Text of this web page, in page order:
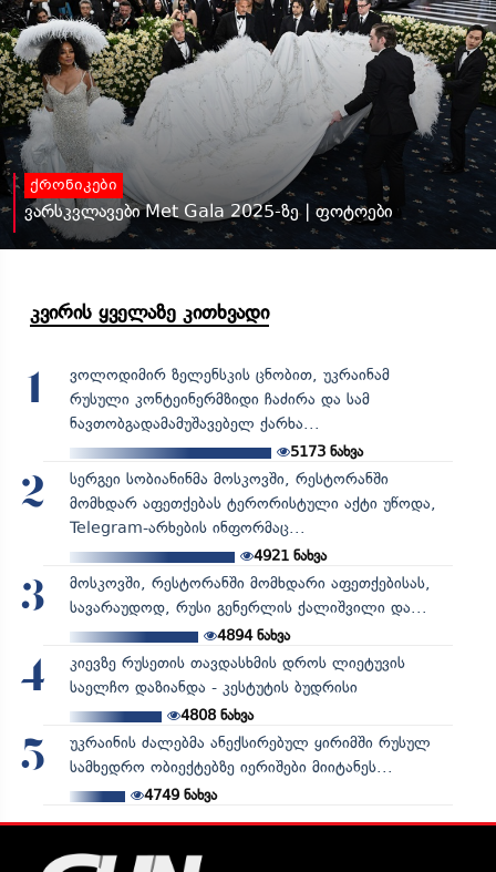
ქრონიკები
ვარსკვლავები Met Gala 2025-ზე | ფოტოები
კვირის ყველაზე კითხვადი
1
ვოლოდიმირ ზელენსკის ცნობით, უკრაინამ
რუსული კონტეინერმზიდი ჩაძირა და სამ
ნავთობგადამამუშავებელ ქარხა...
5173 ნახვა
2
სერგეი სობიანინმა მოსკოვში, რესტორანში
მომხდარ აფეთქებას ტერორისტული აქტი უწოდა,
Telegram-არხების ინფორმაც...
4921ნახვა
3
მოსკოვში, რესტორანში მომხდარი აფეთქებისას,
სავარაუდოდ, რუსი გენერლის ქალიშვილი და...
4894ნახვა
4
კიევზე რუსეთის თავდასხმის დროს ლიეტუვის
საელჩო დაზიანდა - კესტუტის ბუდრისი
4808ნახვა
5
უკრაინის ძალებმა ანექსირებულ ყირიმში რუსულ
სამხედრო ობიექტებზე იერიშები მიიტანეს...
4749ნახვა